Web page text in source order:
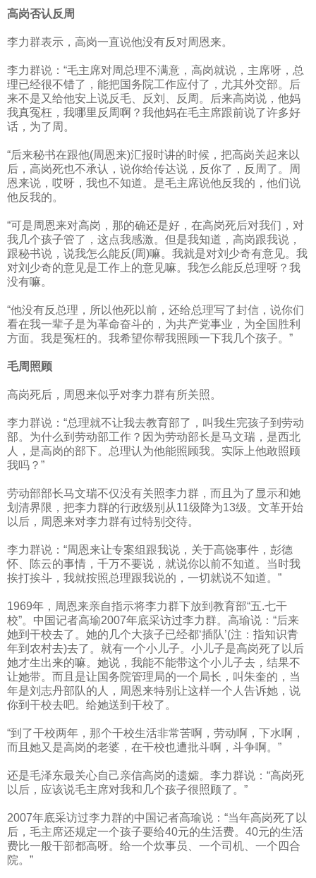
高岗否认反周
李力群表示，高岗一直说他没有反对周恩来。
李力群说：“毛主席对周总理不满意，高岗就说，主席呀，总
理已经很不错了，能把国务院工作应付了，尤其外交部。后
来不是又给他安上说反毛、反刘、反周。后来高岗说，他妈
我真冤枉，我哪里反周啊？我他妈在毛主席跟前说了许多好
话，为了周。
“后来秘书在跟他(周恩来)汇报时讲的时候，把高岗关起来以
后，高岗死也不承认，说你给传达说，反你了，反周了。周
恩来说，哎呀，我也不知道。是毛主席说他反我的，他们说
他反我的。
“可是周恩来对高岗，那的确还是好，在高岗死后对我们，对
我几个孩子管了，这点我感激。但是我知道，高岗跟我说，
跟秘书说，说我怎么能反 (周)嘛。我就是对刘少奇有意见。我
对刘少奇的意见是工作上的意见嘛。我怎么能反总理呀？我
没有嘛。
“他没有反总理，所以他死以前，还给总理写了封信，说你们
看在我一辈子是为革命奋斗的，为共产党事业，为全国胜利
方面。我是冤枉的。我希望你帮我照顾一下我几个孩子。”
毛周照顾
高岗死后，周恩来似乎对李力群有所关照。
李力群说：“总理就不让我去教育部了，叫我生完孩子到劳动
部。为什么到劳动部工作？因为劳动部长是马文瑞，是西北
人，是高岗的部下。总理认为他能照顾我。实际上他敢照顾
我吗？”
劳动部部长马文瑞不仅没有关照李力群，而且为了显示和她
划清界限，把李力群的行政级别从11级降为13级。文革开始
以后，周恩来对李力群有过特别交待。
李力群说：“周恩来让专案组跟我说，关于高饶事件，彭德
怀、陈云的事情，千万不要说，就说你以前不知道。当时我
挨打挨斗，我就按照总理跟我说的，一切就说不知道。”
1969年，周恩来亲自指示将李力群下放到教育部“五.七干
校”。中国记者高瑜2007年底采访过李力群。高瑜说：“后来
她到干校去了。她的几个大孩子已经都‘插队’(注：指知识青
年到农村去)去了。就有一个小儿子。小儿子是高岗死了以后
她才生出来的嘛。她说，我能不能带这个小儿子去，结果不
让她带。而且是让国务院管理局的一个局长，叫朱奎的，当
年是刘志丹部队的人，周恩来特别让这样一个人告诉她，说
你到干校去吧。给她送到干校了。
“到了干校两年，那个干校生活非常苦啊，劳动啊，下水啊，
而且她又是高岗的老婆，在干校也遭批斗啊，斗争啊。”
还是毛泽东最关心自己亲信高岗的遗孀。李力群说：“高岗死
以后，应该说毛主席对我和几个孩子很照顾了。”
2007年底采访过李力群的中国记者高瑜说：“当年高岗死了以
后，毛主席还规定一个孩子要给40元的生活费。 40元的生活
费比一般干部都高呀。给一个炊事员、一个司机、一个四合
院。”